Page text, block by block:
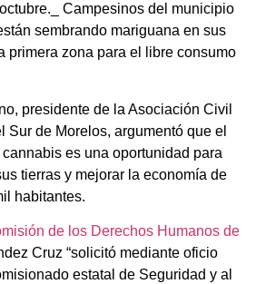
Campesinos del municipio
sembrando mariguana en sus
primera zona para el libre consumo
presidente de la Asociación Civil
Sur de Morelos, argumentó que el
es una oportunidad para
tierras y mejorar la economía de
habitantes.
de los Derechos Humanos de
Cruz “solicitó mediante oficio
estatal de Seguridad y al